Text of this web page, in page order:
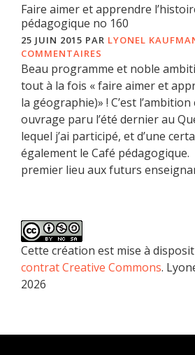
Faire aimer et apprendre
pédagogique no 160
25 JUIN 2015 PAR LYONEL
COMMENTAIRES
Beau programme et noble
tout à la fois « faire aimer et
la géographie)» ! C’est
ouvrage paru l’été dernier au
lequel j’ai participé, et d’une
également le Café
premier lieu aux futurs
Cette création est mise à
contrat Creative Commons.
2026